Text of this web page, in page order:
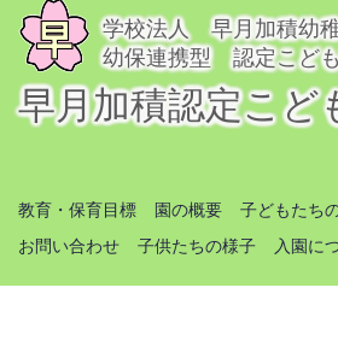
学校法人 早月加積幼
幼保連携型 認定こど
早月加積認定こど
教育・保育目標 園の概要 子どもたち
お問い合わせ
子供たちの様子 入園に